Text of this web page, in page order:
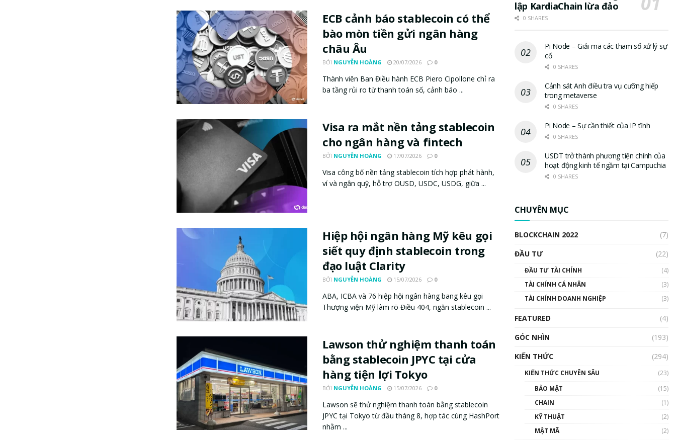
ECB cảnh báo stablecoin có thể
bào mòn tiền gửi ngân hàng
châu Âu
BỞI NGUYỄN HOÀNG 20/07/2026 0
Thành viên Ban Điều hành ECB Piero Cipollone chỉ ra
ba tầng rủi ro từ thanh toán số, cảnh báo ...
Visa ra mắt nền tảng stablecoin
cho ngân hàng và fintech
BỞI NGUYỄN HOÀNG 17/07/2026 0
Visa công bố nền tảng stablecoin tích hợp phát hành,
ví và ngân quỹ, hỗ trợ OUSD, USDC, USDG, giữa ...
Hiệp hội ngân hàng Mỹ kêu gọi
siết quy định stablecoin trong
đạo luật Clarity
BỞI NGUYỄN HOÀNG 15/07/2026 0
ABA, ICBA và 76 hiệp hội ngân hàng bang kêu gọi
Thượng viện Mỹ làm rõ Điều 404, ngăn stablecoin ...
Lawson thử nghiệm thanh toán
bằng stablecoin JPYC tại cửa
hàng tiện lợi Tokyo
BỞI NGUYỄN HOÀNG 15/07/2026 0
Lawson sẽ thử nghiệm thanh toán bằng stablecoin
JPYC tại Tokyo từ đầu tháng 8, hợp tác cùng HashPort
nhằm ...
lập KardiaChain lừa đảo
0 SHARES
Pi Node – Giải mã các tham số xử lý sự
cố
0 SHARES
Cảnh sát Anh điều tra vụ cưỡng hiếp
trong metaverse
0 SHARES
Pi Node – Sự cần thiết của IP tĩnh
0 SHARES
USDT trở thành phương tiện chính của
hoạt động kinh tế ngầm tại Campuchia
0 SHARES
CHUYÊN MỤC
BLOCKCHAIN 2022
(7)
ĐẦU TƯ
(22)
ĐẦU TƯ TÀI CHÍNH
(4)
TÀI CHÍNH CÁ NHÂN
(3)
TÀI CHÍNH DOANH NGHIỆP
(3)
FEATURED
(4)
GÓC NHÌN
(193)
KIẾN THỨC
(294)
KIẾN THỨC CHUYÊN SÂU
(23)
BẢO MẬT
(15)
CHAIN
(1)
KỸ THUẬT
(2)
MẬT MÃ
(2)